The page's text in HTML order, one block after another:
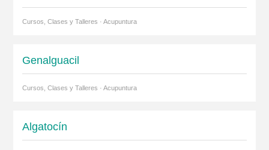
Cursos, Clases y Talleres · Acupuntura
Genalguacil
Cursos, Clases y Talleres · Acupuntura
Algatocín